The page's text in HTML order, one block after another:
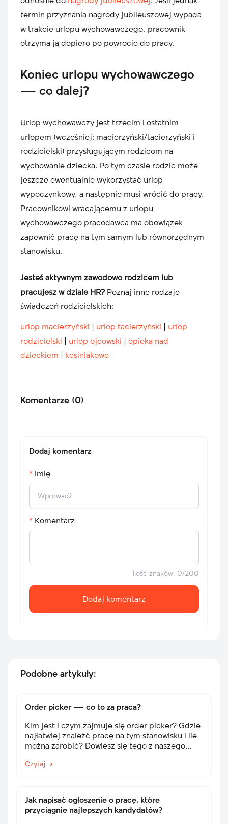
termin przyznania nagrody jubileuszowej wypada
w trakcie urlopu wychowawczego, pracownik
otrzyma ją dopiero po powrocie do pracy.
Koniec urlopu wychowawczego
— co dalej?
Urlop wychowawczy jest trzecim i ostatnim
urlopem (wcześniej: macierzyński/tacierzyński i
rodzicielski) przysługującym rodzicom na
wychowanie dziecka. Po tym czasie rodzic może
jeszcze ewentualnie wykorzystać urlop
wypoczynkowy, a następnie musi wrócić do pracy.
Pracownikowi wracającemu z urlopu
wychowawczego pracodawca ma obowiązek
zapewnić pracę na tym samym lub równorzędnym
stanowisku.
Jesteś aktywnym zawodowo rodzicem lub
pracujesz w dziale HR? Poznaj inne rodzaje
świadczeń rodzicielskich:
urlop macierzyński urlop tacierzyński
urlop
rodzicielski
urlop ojcowski
opieka nad
dzieckiem
kosiniakowe
Komentarze (0)
Dodaj komentarz
Imię
Komentarz
Ilość znaków: 0/200
Dodaj komentarz
Podobne artykuły:
Order picker — co to za praca?
Kim jest i czym zajmuje się order picker? Gdzie
najłatwiej znaleźć pracę na tym stanowisku i ile
można zarobić? Dowiesz się tego z naszego
Czytaj
Jak napisać ogłoszenie o pracę, które
przyciągnie najlepszych kandydatów?